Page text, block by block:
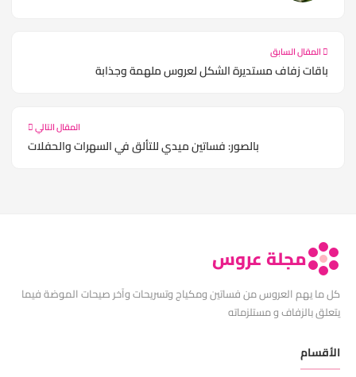
المقال السابق
باقات زفاف مستديرة الشكل لعروس ملهمة وجذابة
المقال التالي
بالصور: فساتين ميدي للتألق في السهرات والحفلات
مجلة عروس
كل ما يهم العروس من فساتين ومكياج وتسريحات وآخر صيحات الموضة فيما
يتعلق بالزفاف و مستلزماته
الأقسام